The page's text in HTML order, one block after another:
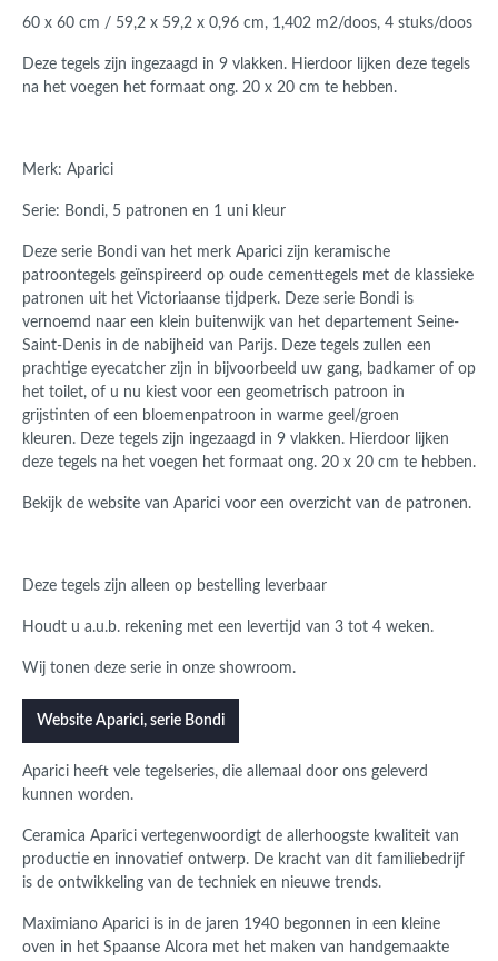
60 x 60 cm / 59,2 x 59,2 x 0,96 cm, 1,402 m2/doos, 4 stuks/doos
Deze tegels zijn ingezaagd in 9 vlakken. Hierdoor lijken deze tegels
na het voegen het formaat ong. 20 x 20 cm te hebben.
Merk: Aparici
Serie: Bondi, 5 patronen en 1 uni kleur
Deze serie Bondi van het merk Aparici zijn keramische
patroontegels geïnspireerd op oude cementtegels met de klassieke
patronen uit het Victoriaanse tijdperk. Deze serie Bondi is
vernoemd naar een klein buitenwijk van het departement Seine-
Saint-Denis in de nabijheid van Parijs. Deze tegels zullen een
prachtige eyecatcher zijn in bijvoorbeeld uw gang, badkamer of op
het toilet, of u nu kiest voor een geometrisch patroon in
grijstinten of een bloemenpatroon in warme geel/groen
kleuren. Deze tegels zijn ingezaagd in 9 vlakken. Hierdoor lijken
deze tegels na het voegen het formaat ong. 20 x 20 cm te hebben.
Bekijk de website van Aparici voor een overzicht van de patronen.
Deze tegels zijn alleen op bestelling leverbaar
Houdt u a.u.b. rekening met een levertijd van 3 tot 4 weken.
Wij tonen deze serie in onze showroom.
Website Aparici, serie Bondi
Aparici heeft vele tegelseries, die allemaal door ons geleverd
kunnen worden.
Ceramica Aparici vertegenwoordigt de allerhoogste kwaliteit van
productie en innovatief ontwerp. De kracht van dit familiebedrijf
is de ontwikkeling van de techniek en nieuwe trends.
Maximiano Aparici is in de jaren 1940 begonnen in een kleine
oven in het Spaanse Alcora met het maken van handgemaakte